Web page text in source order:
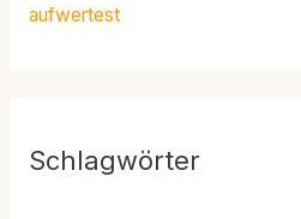
aufwertest
Schlagwörter